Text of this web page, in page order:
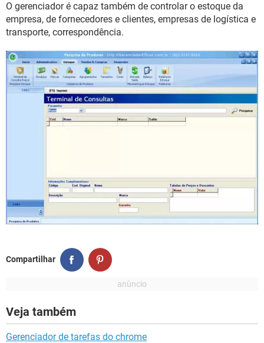
O gerenciador é capaz também de controlar o estoque da
empresa, de fornecedores e clientes, empresas de logística e
transporte, correspondência.
Compartilhar
Veja também
Gerenciador de tarefas do chrome